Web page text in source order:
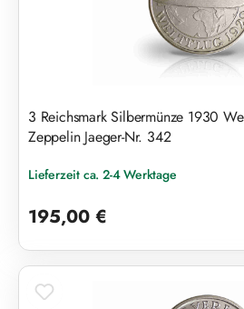
3 Reichsmark Silbermünze 1930
Zeppelin Jaeger-Nr. 342
Lieferzeit ca. 2-4 Werktage
195,00 €